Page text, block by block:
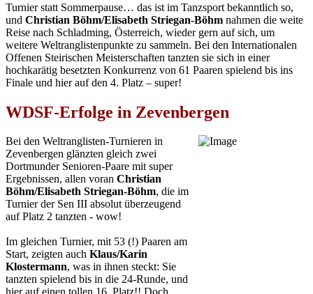
Turnier statt Sommerpause… das ist im Tanzsport bekanntlich so,
und Christian Böhm/Elisabeth Striegan-Böhm nahmen die weite
Reise nach Schladming, Österreich, wieder gern auf sich, um
weitere Weltranglistenpunkte zu sammeln. Bei den Internationalen
Offenen Steirischen Meisterschaften tanzten sie sich in einer
hochkarätig besetzten Konkurrenz von 61 Paaren spielend bis ins
Finale und hier auf den 4. Platz – super!
WDSF-Erfolge in Zevenbergen
Bei den Weltranglisten-Turnieren in
Zevenbergen glänzten gleich zwei
Dortmunder Senioren-Paare mit super
Ergebnissen, allen voran Christian
Böhm/Elisabeth Striegan-Böhm, die im
Turnier der Sen III absolut überzeugend
auf Platz 2 tanzten - wow!
Im gleichen Turnier, mit 53 (!) Paaren am
Start, zeigten auch Klaus/Karin
Klostermann, was in ihnen steckt: Sie
tanzten spielend bis in die 24-Runde, und